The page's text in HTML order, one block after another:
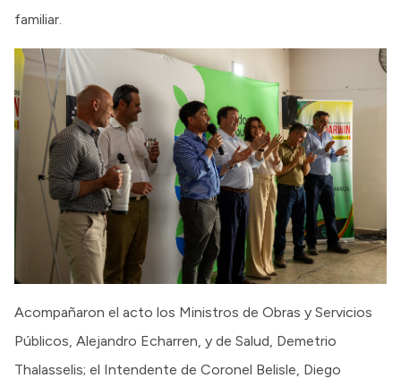
familiar.
Acompañaron el acto los Ministros de Obras y Servicios
Públicos, Alejandro Echarren, y de Salud, Demetrio
Thalasselis; el Intendente de Coronel Belisle, Diego